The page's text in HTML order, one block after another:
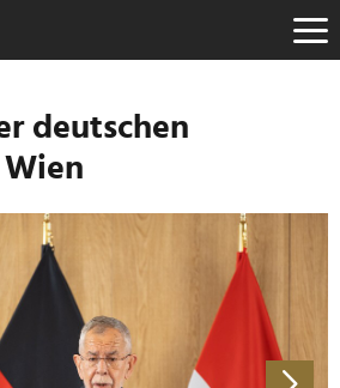
deutschen